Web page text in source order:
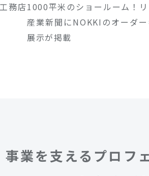
務店1000平米のショールーム！
産業新聞にNOKKIのオーダ
展示が掲載
事業を支える プロフ